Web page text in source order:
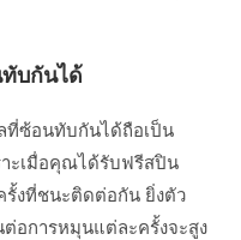
บกันได้
ที่ซ้อนทับกันได้ถือเป็น
าะเมื่อคุณได้รับฟรีสปิน
งที่ชนะติดต่อกัน ยิ่งตัว
การหมุนแต่ละครั้งจะสูง